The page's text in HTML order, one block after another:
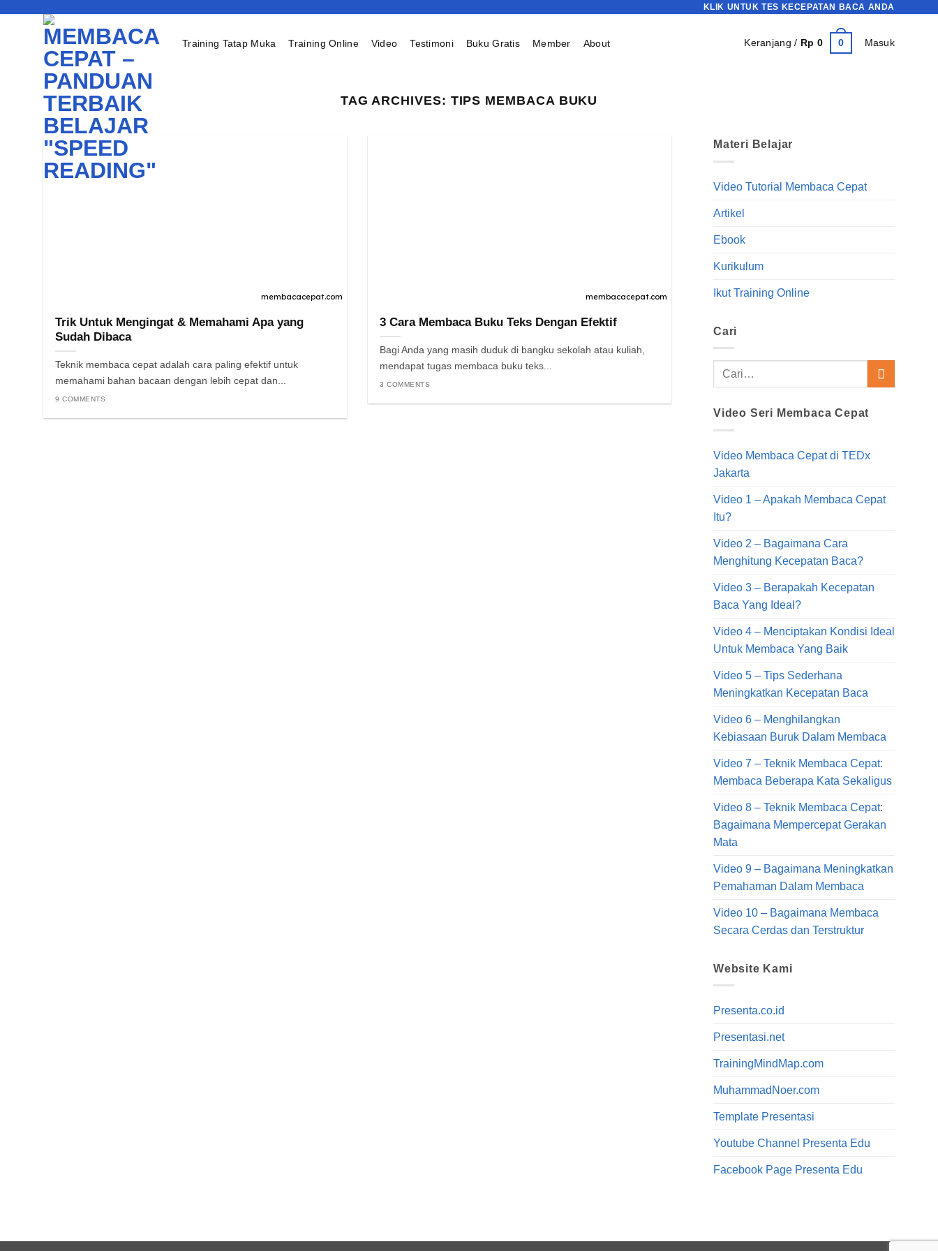
KLIK UNTUK TES KECEPATAN BACA ANDA
Training Tatap Muka Training Online Video Testimoni Buku Gratis Member About Keranjang / Rp 0 0 Masuk
TAG ARCHIVES: TIPS MEMBACA BUKU
Trik Untuk Mengingat & Memahami Apa yang
Sudah Dibaca
Teknik membaca cepat adalah cara paling efektif untuk
memahami bahan bacaan dengan lebih cepat dan...
9 COMMENTS
3 Cara Membaca Buku Teks Dengan Efektif
Bagi Anda yang masih duduk di bangku sekolah atau kuliah,
mendapat tugas membaca buku teks...
3 COMMENTS
Materi Belajar
Video Tutorial Membaca Cepat
Artikel
Ebook
Kurikulum
Ikut Training Online
Cari
Video Seri Membaca Cepat
Video Membaca Cepat di TEDx
Jakarta
Video 1 – Apakah Membaca Cepat
Itu?
Video 2 – Bagaimana Cara
Menghitung Kecepatan Baca?
Video 3 – Berapakah Kecepatan
Baca Yang Ideal?
Video 4 – Menciptakan Kondisi Ideal
Untuk Membaca Yang Baik
Video 5 – Tips Sederhana
Meningkatkan Kecepatan Baca
Video 6 – Menghilangkan
Kebiasaan Buruk Dalam Membaca
Video 7 – Teknik Membaca Cepat:
Membaca Beberapa Kata Sekaligus
Video 8 – Teknik Membaca Cepat:
Bagaimana Mempercepat Gerakan
Mata
Video 9 – Bagaimana Meningkatkan
Pemahaman Dalam Membaca
Video 10 – Bagaimana Membaca
Secara Cerdas dan Terstruktur
Website Kami
Presenta.co.id
Presentasi.net
TrainingMindMap.com
MuhammadNoer.com
Template Presentasi
Youtube Channel Presenta Edu
Facebook Page Presenta Edu